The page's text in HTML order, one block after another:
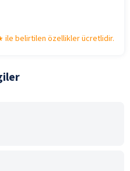
ile belirtilen özellikler ücretlidir.